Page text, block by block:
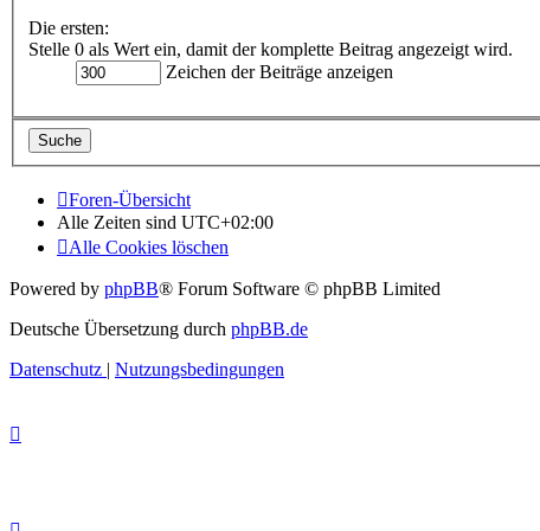
Die ersten:
Stelle 0 als Wert ein, damit der komplette Beitrag angezeigt wird.
Zeichen der Beiträge anzeigen
Foren-Übersicht
Alle Zeiten sind UTC+02:00
Alle Cookies löschen
Powered by phpBB® Forum Software © phpBB Limited
Deutsche Übersetzung durch phpBB.de
Datenschutz | Nutzungsbedingungen